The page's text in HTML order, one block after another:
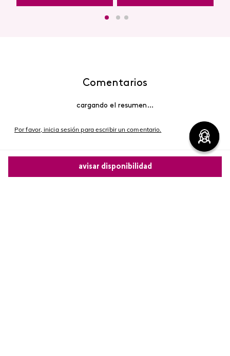
avisar disponibilidad
Comentarios
cargando el resumen…
Por favor, inicia sesión para escribir un comentario.
Más reciente